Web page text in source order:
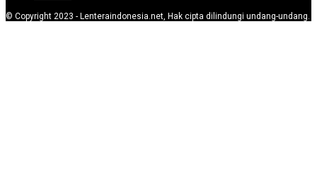
© Copyright 2023 - Lenteraindonesia.net, Hak cipta dilindungi undang-undang.